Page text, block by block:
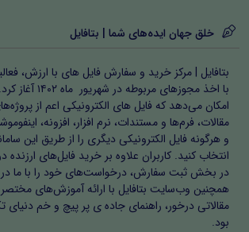
خلق جهان ایده‌های شما | بتافایل
بتافایل | مرکز خرید و سفارش فایل های با ارزش،
با اخذ مجوزهای
امکان می‌دهد که فایل های الکترونیکی اعم از
مقالات، فرم‌ها و مستندات، نرم افزار، افزونه،
و هرگونه فایل الکترونیکی دیگری را از طریق این
انتخاب کنید. کاربران علاوه بر خرید فایل‌های ارزنده
در بخش ثبت سفارش، درخواست‌های خود را با ما در
همچنین وب‌سایت بتافایل با ارائه آموزش‌های
مقالاتی درخور، راهنمای جاده ی پر پیچ و خم دنیای
بود.